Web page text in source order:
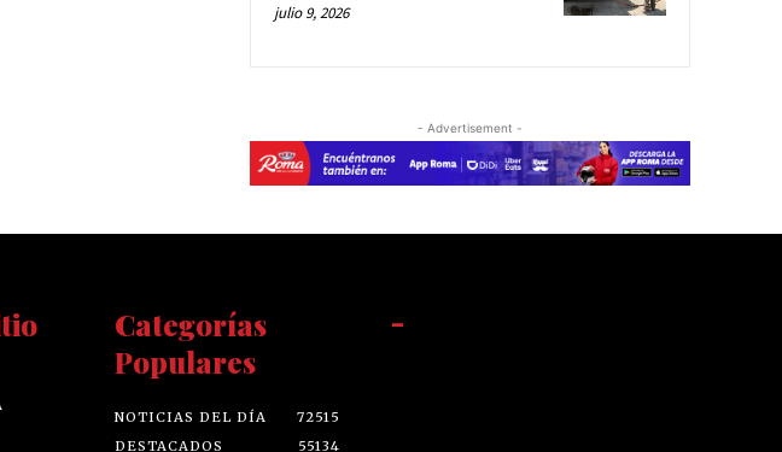
julio 9, 2026
- Advertisement -
Categorías
Populares
NOTICIAS DEL DÍA
72515
DESTACADOS
55134
-